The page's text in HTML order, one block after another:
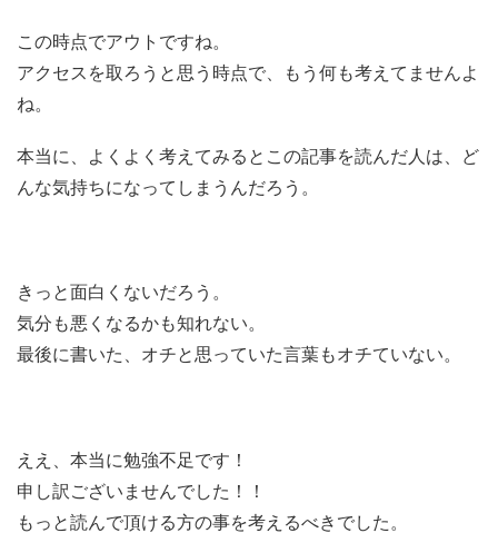
この時点でアウトですね。
アクセスを取ろうと思う時点で、もう何も考えてませんよ
ね。
本当に、よくよく考えてみるとこの記事を読んだ人は、ど
んな気持ちになってしまうんだろう。
きっと面白くないだろう。
気分も悪くなるかも知れない。
最後に書いた、オチと思っていた言葉もオチていない。
ええ、本当に勉強不足です！
申し訳ございませんでした！！
もっと読んで頂ける方の事を考えるべきでした。